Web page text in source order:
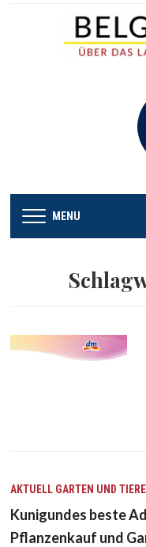
MENU
AKTUELL GARTEN UND TIERE
Kunigundes beste
Pflanzenkauf und